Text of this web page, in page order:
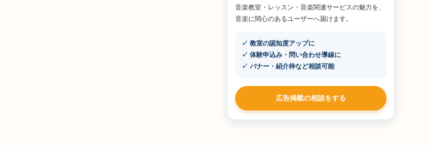
音楽教室・レッスン・音楽関連サービスの魅力を、
音楽に関心のあるユーザーへ届けます。
✓ 教室の認知度アップに
✓ 体験申込み・問い合わせ導線に
✓ バナー・紹介枠など相談可能
広告掲載の相談をする